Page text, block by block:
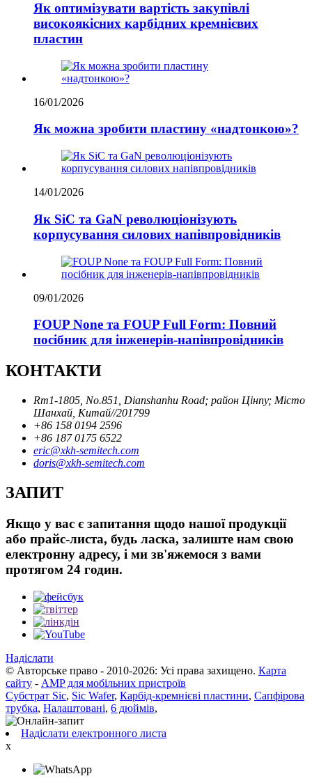
Як оптимізувати вартість закупівлі
високоякісних карбідних кремнієвих
пластин
16/01/2026
Як можна зробити пластину «надтонкою»?
14/01/2026
Як SiC та GaN революціонізують
корпусування силових напівпровідників
09/01/2026
FOUP None та FOUP Full Form: Повний
посібник для інженерів-напівпровідників
КОНТАКТИ
Rm1-1805, No.851, Dianshanhu Road; район Цінпу; Місто
Шанхай, Китай//201799
+86 158 0194 2596
+86 187 0175 6522
eric@xkh-semitech.com
doris@xkh-semitech.com
ЗАПИТ
Якщо у вас є запитання щодо нашої продукції
або прайс-листа, будь ласка, залиште нам свою
електронну адресу, і ми зв'яжемося з вами
протягом 24 годин.
Надіслати
© Авторське право - 2010-2026: Усі права захищено. Карта
сайту - AMP для мобільних пристроїв
Субстрат Sic, Sic Wafer, Карбід-кремнієві пластини, Сапфірова
трубка, Налаштовані, 6 дюймів,
Надіслати електронного листа
x